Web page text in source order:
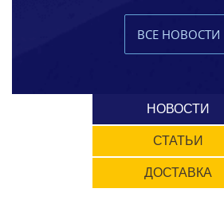
ВСЕ НОВОСТИ
НОВОСТИ
СТАТЬИ
ДОСТАВКА